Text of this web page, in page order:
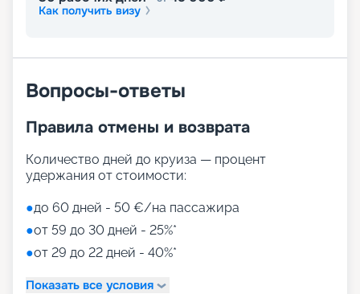
Как получить визу
Вопросы-ответы
Правила отмены и возврата
Количество дней до круиза — процент
удержания от стоимости:
●до 60 дней - 50 €/на пассажира
●от 59 до 30 дней - 25%*
●от 29 до 22 дней - 40%*
Показать все условия